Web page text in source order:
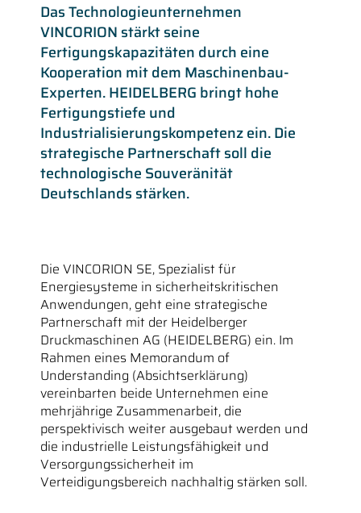
Das Technologieunternehmen
VINCORION stärkt seine
Fertigungskapazitäten durch eine
Kooperation mit dem Maschinenbau-
Experten. HEIDELBERG bringt hohe
Fertigungstiefe und
Industrialisierungskompetenz ein. Die
strategische Partnerschaft soll die
technologische Souveränität
Deutschlands stärken.
Die VINCORION SE, Spezialist für
Energiesysteme in sicherheitskritischen
Anwendungen, geht eine strategische
Partnerschaft mit der Heidelberger
Druckmaschinen AG (HEIDELBERG) ein. Im
Rahmen eines Memorandum of
Understanding (Absichtserklärung)
vereinbarten beide Unternehmen eine
mehrjährige Zusammenarbeit, die
perspektivisch weiter ausgebaut werden und
die industrielle Leistungsfähigkeit und
Versorgungssicherheit im
Verteidigungsbereich nachhaltig stärken soll.